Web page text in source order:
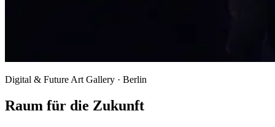
Digital & Future Art Gallery · Berlin
Raum für die Zukunft